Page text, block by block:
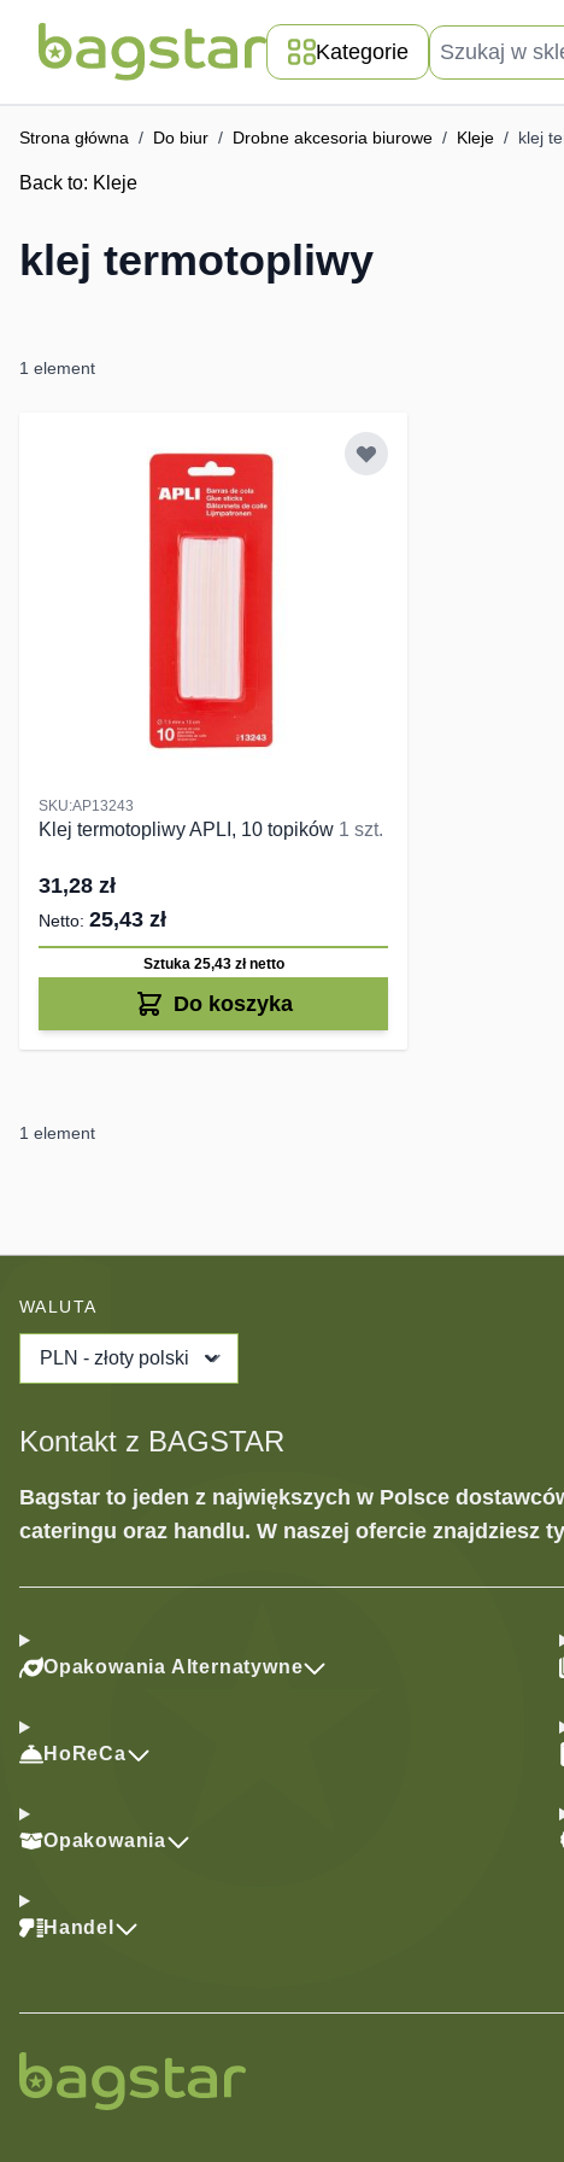
Kategorie
Szukaj w
Strona główna / Do biur / Drobne akcesoria biurowe / Kleje / klej
Back to: Kleje
klej termotopliwy
1 element
SKU:AP13243
Klej termotopliwy APLI, 10 topików 1 szt.
31,28 zł
25,43 zł
Sztuka 25,43 złnetto
Do koszyka
1 element
WALUTA
PLN - złoty polski
Kontakt z BAGSTAR
Bagstar to jeden z największych w Polsce
cateringu oraz handlu. W naszej ofercie znajdziesz
Opakowania Alternatywne
HoReCa
Opakowania
Handel